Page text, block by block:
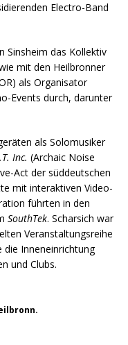
Electro-Band
Sinsheim das Kollektiv
mit den Heilbronner
als Organisator
Events durch, darunter
als Solomusiker
Inc. (Archaic Noise
Act der süddeutschen
mit interaktiven Video-
führten in den
SouthTek. Scharsich war
Veranstaltungsreihe
die Inneneinrichtung
und Clubs.